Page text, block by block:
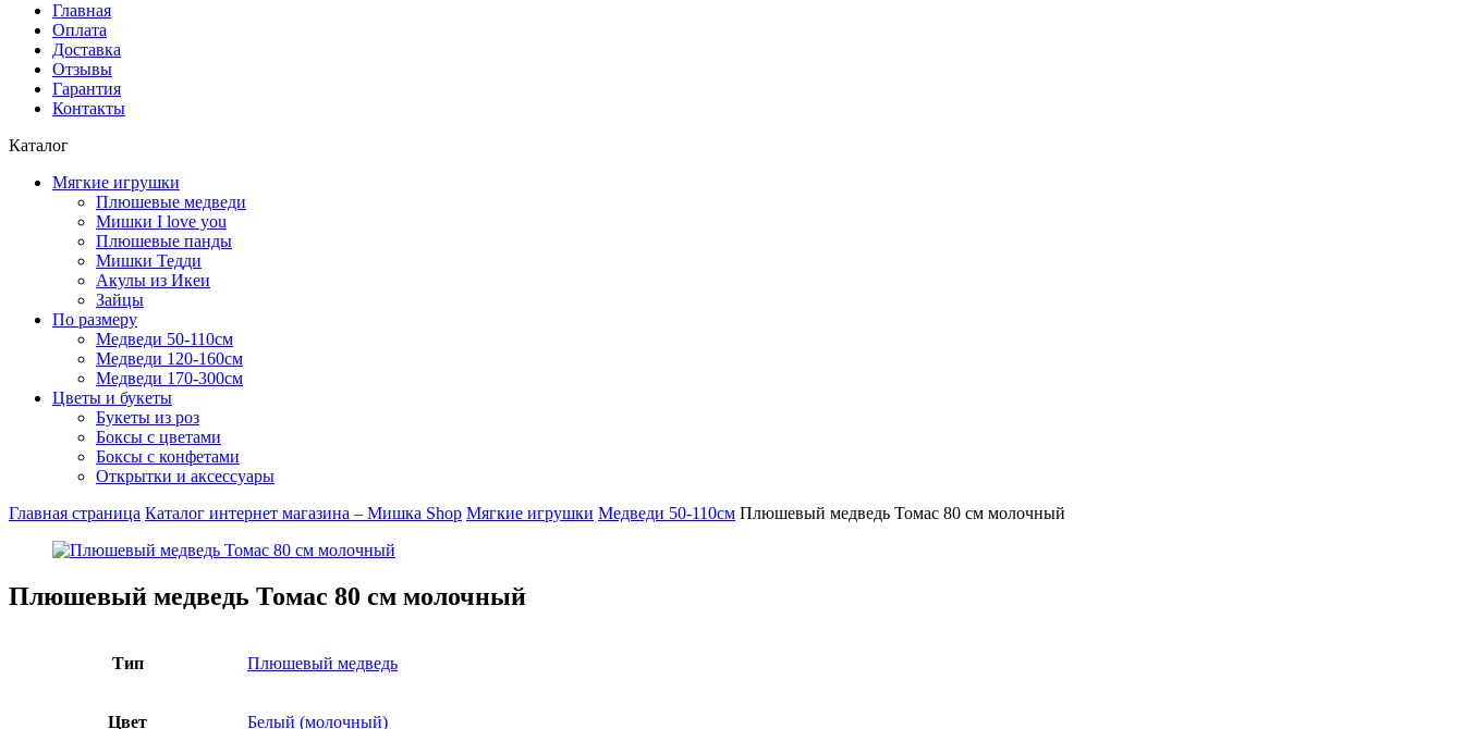
Главная
Оплата
Доставка
Отзывы
Гарантия
Контакты
Каталог
Мягкие игрушки
Плюшевые медведи
Мишки I love you
Плюшевые панды
Мишки Тедди
Акулы из Икеи
Зайцы
По размеру
Медведи 50-110см
Медведи 120-160см
Медведи 170-300см
Цветы и букеты
Букеты из роз
Боксы с цветами
Боксы с конфетами
Открытки и аксессуары
Главная страница Каталог интернет магазина – Мишка Shop Мягкие игрушки Медведи 50-110см Плюшевый медведь Томас 80 см молочный
Плюшевый медведь Томас 80 см молочный
Тип Плюшевый медведь
Цвет Белый (молочный)